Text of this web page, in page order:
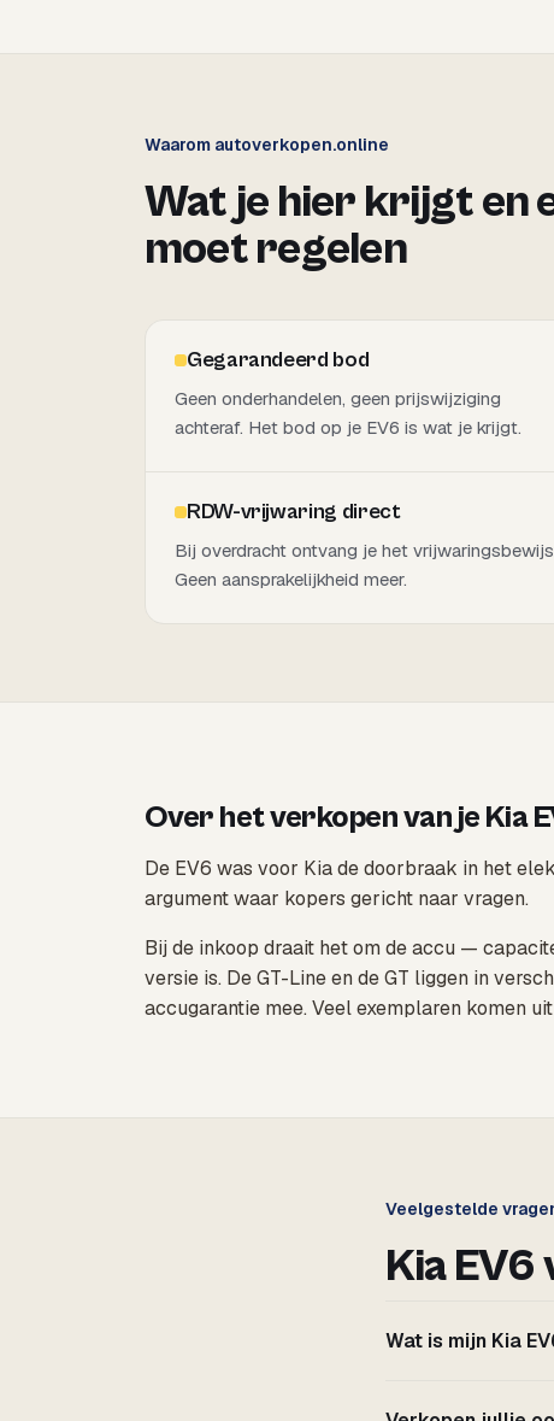
Waarom autoverkopen.online
Wat je hier krijgt en
moet regelen
Gegarandeerd bod
Geen onderhandelen, geen prijswijziging
achteraf. Het bod op je EV6 is wat je krijgt.
RDW-vrijwaring direct
Bij overdracht ontvang je het
Geen aansprakelijkheid meer.
Over het verkopen van je Kia
De EV6 was voor Kia de doorbraak in het
argument waar kopers gericht naar vragen.
Bij de inkoop draait het om de accu —
versie is. De GT-Line en de GT liggen in
accugarantie mee. Veel exemplaren komen
Veelgestelde
Kia
Wat is mijn Kia